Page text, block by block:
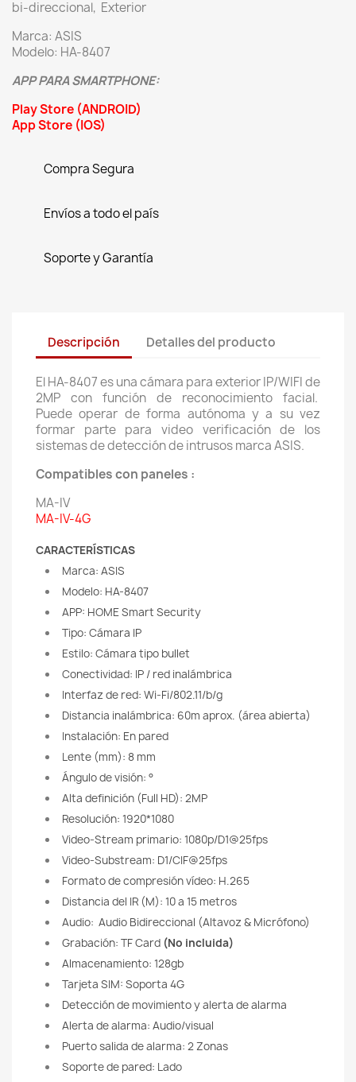
bi-direccional, Exterior
Marca: ASIS
Modelo: HA-8407
APP PARA SMARTPHONE:
Play Store (ANDROID)
App Store (IOS)
Compra Segura
Envíos a todo el país
Soporte y Garantía
Descripción Detalles del producto
El HA-8407 es una cámara para exterior IP/WIFI de
2MP con función de reconocimiento facial.
Puede operar de forma autónoma y a su vez
formar parte para video verificación de los
sistemas de detección de intrusos marca ASIS.
Compatibles con paneles :
MA-IV
MA-IV-4G
CARACTERÍSTICAS
Marca: ASIS
Modelo: HA-8407
APP: HOME Smart Security
Tipo: Cámara IP
Estilo: Cámara tipo bullet
Conectividad: IP / red inalámbrica
Interfaz de red: Wi-Fi/802.11/b/g
Distancia inalámbrica: 60m aprox. (área abierta)
Instalación: En pared
Lente (mm): 8 mm
Ángulo de visión: °
Alta definición (Full HD): 2MP
Resolución: 1920*1080
Video-Stream primario: 1080p/D1@25fps
Video-Substream: D1/CIF@25fps
Formato de compresión vídeo: H.265
Distancia del IR (M): 10 a 15 metros
Audio: Audio Bidireccional (Altavoz & Micrófono)
Grabación: TF Card (No incluida)
Almacenamiento: 128gb
Tarjeta SIM: Soporta 4G
Detección de movimiento y alerta de alarma
Alerta de alarma: Audio/visual
Puerto salida de alarma: 2 Zonas
Soporte de pared: Lado